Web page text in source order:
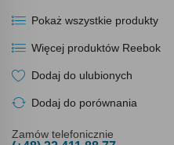
Pokaż wszystkie produkty
Więcej produktów Reebok
Dodaj do ulubionych
Dodaj do porównania
Zamów telefonicznie